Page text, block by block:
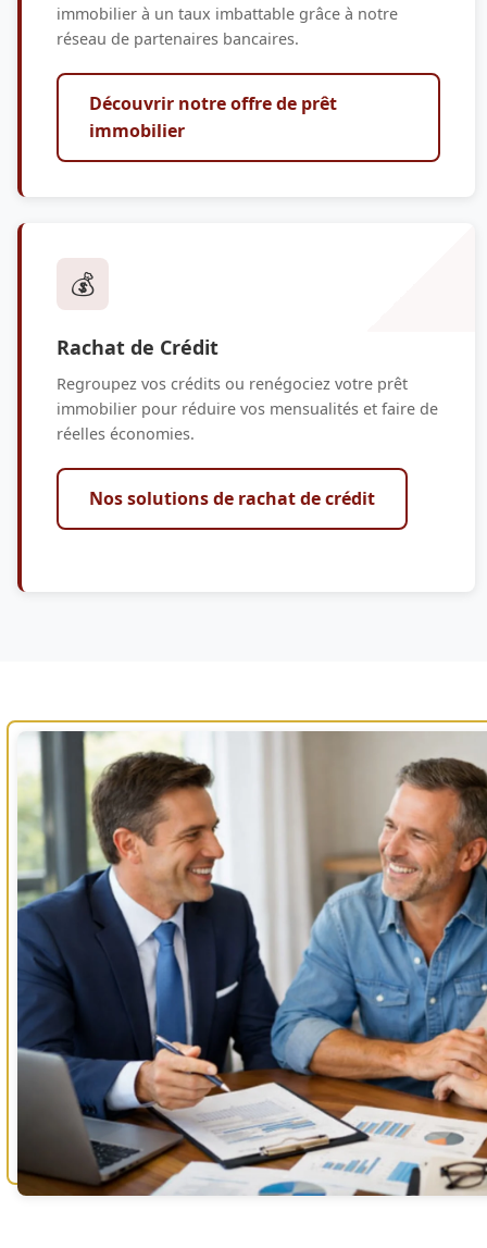
immobilier à un taux imbattable grâce à notre
réseau de partenaires bancaires.
Découvrir notre offre de prêt
immobilier
💰
Rachat de Crédit
Regroupez vos crédits ou renégociez votre prêt
immobilier pour réduire vos mensualités et faire de
réelles économies.
Nos solutions de rachat de crédit